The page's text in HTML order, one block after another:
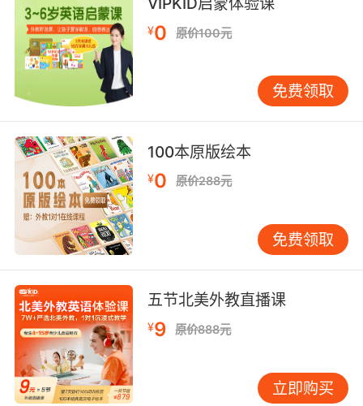
力。例如，通过大量生动有趣的动画、儿歌和简
单的故事，让孩子在轻松愉快的氛围中接触英
语，初步建立对英语语音、词汇和简单句型的认
识。随着级别的升高，课程逐渐增加语言知识的
复杂度和语言输出的要求。在高级别课程中，会
引入更多的英文文学作品阅读、话题讨论和写作
训练，全面提升孩子的英语综合运用能力。 为了
确保课程的有效性和适应性，VIPKID 建立了持续
的课程优化机制。一方面，通过收集教师在教学
过程中的反馈，了解哪些教学内容在实际教学中
难度过高或过低，哪些教学方法需要改进。例
如，如果教师普遍反映某个语法知识点的讲解方
式孩子理解困难，课程设计团队就会对该部分内
容进行重新梳理和调整，采用更直观、易懂的教
学方式。另一方面，关注孩子的学习成果数据，
如考试成绩、口语表达能力的提升情况等。如果
数据显示某一阶段孩子的英语听说能力提升缓
慢，就会对相应的课程内容进行针对性的优化，
增加更多的口语练习机会和真实场景对话素材。
¥0 原价100元
免费领取
100本原版绘本
¥0 原价288元
免费领取
五节北美外教直播课
¥9 原价888元
立即购买